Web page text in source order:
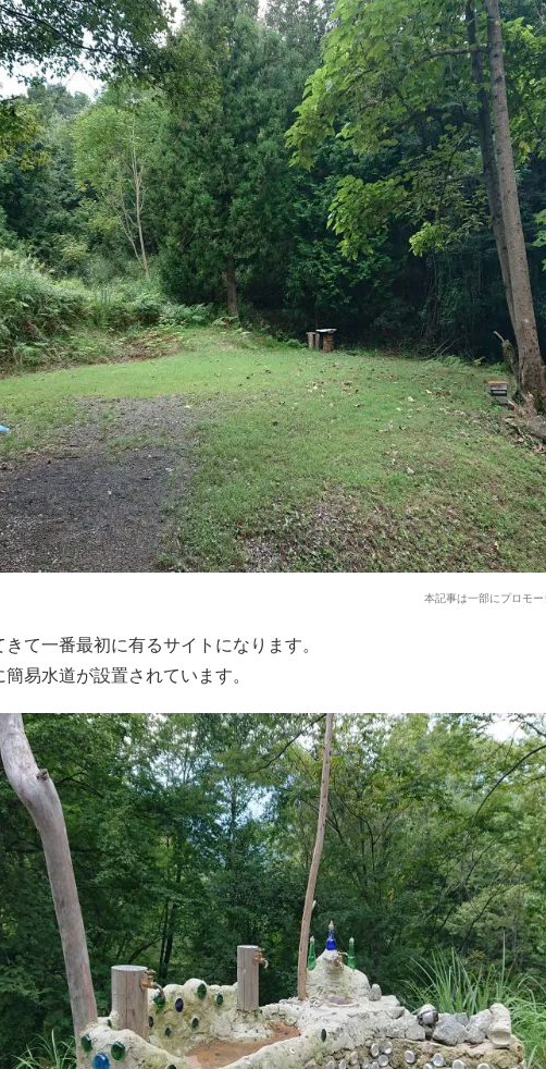
本記事は一部にプロモ
て一番最初に有るサイトになります。
易水道が設置されています。